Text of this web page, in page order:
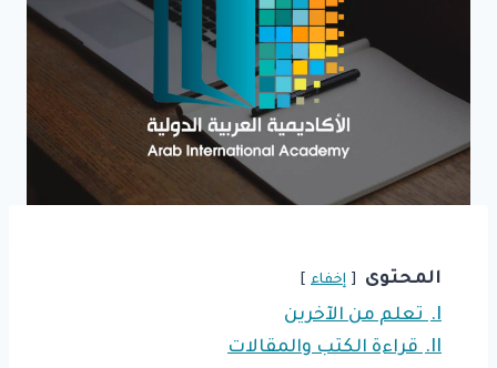
المحتوى إخفاء
I.
تعلم من الآخرين
II.
قراءة الكتب والمقالات